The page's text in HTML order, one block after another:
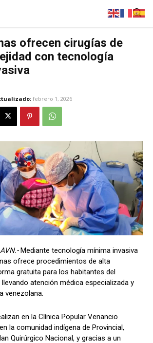
ofrecen cirugías de
con tecnología
febrero 1, 2026
Mediante tecnología mínima invasiva
ofrece procedimientos de alta
gratuita para los habitantes del
atención médica especializada y
venezolana.
en la Clínica Popular Venancio
la comunidad indígena de Provincial,
Quirúrgico Nacional, y gracias a un